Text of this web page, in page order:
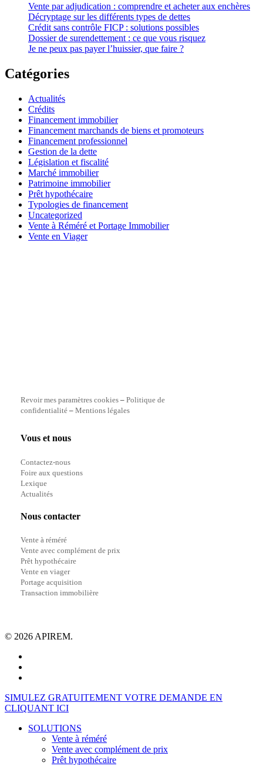
Vente par adjudication : comprendre et acheter aux enchères
Décryptage sur les différents types de dettes
Crédit sans contrôle FICP : solutions possibles
Dossier de surendettement : ce que vous risquez
Je ne peux pas payer l’huissier, que faire ?
Catégories
Actualités
Crédits
Financement immobilier
Financement marchands de biens et promoteurs
Financement professionnel
Gestion de la dette
Législation et fiscalité
Marché immobilier
Patrimoine immobilier
Prêt hypothécaire
Typologies de financement
Uncategorized
Vente à Réméré et Portage Immobilier
Vente en Viager
Revoir mes paramètres cookies– Politique de
confidentialité – Mentions légales
Vous et nous
Contactez-nous
Foire aux questions
Lexique
Actualités
Nous contacter
Vente à réméré
Vente avec complément de prix
Prêt hypothécaire
Vente en viager
Portage acquisition
Transaction immobilière
© 2026 APIREM.
Close
Menu
SIMULEZ GRATUITEMENT VOTRE DEMANDE EN
CLIQUANT ICI
SOLUTIONS
Vente à réméré
Vente avec complément de prix
Prêt hypothécaire